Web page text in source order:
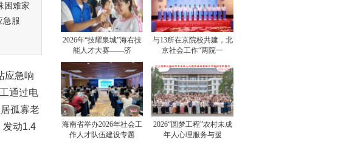
困难家
急服
应急响
通过电
孤寡老
发动1.4
2026年“技耀泉城”海右技
能人才大赛——济
与13所在京院校共建，北
京社会工作“两院一
海南省举办2026年社会工
作人才队伍建设专题
2026“圆梦工程”农村未成
年人心理服务与援